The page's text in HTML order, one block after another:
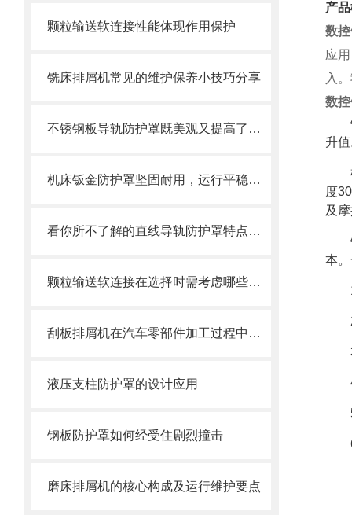
颗粒输送软连接性能体现作用保护
铣床排屑机常见的维护保养小技巧分享
不锈钢板导轨防护罩既美观又提高了护板的使用寿命
机床钣金防护罩坚固耐用，运行平稳，噪音小
看你所不了解的直线导轨防护罩特点介绍
颗粒输送软连接在选择时需考虑哪些因素？
刮板排屑机在汽车零部件加工过程中的作用
液压支柱防护罩的设计应用
钢板防护罩如何经受住剧烈撞击
磨床排屑机的核心构成及运行维护要点
产
数
应
入
数
升
度
及
本